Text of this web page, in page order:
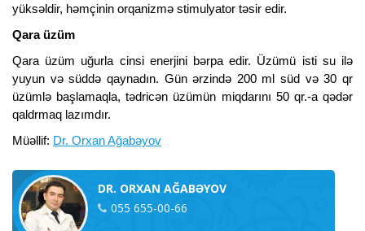
yüksəldir, həmçinin orqanizmə stimulyator təsir edir.
Qara üzüm
Qara üzüm uğurla cinsi enerjini bərpa edir. Üzümü isti su ilə
yuyun və süddə qaynadın. Gün ərzində 200 ml süd və 30 qr
üzümlə başlamaqla, tədricən üzümün miqdarını 50 qr.-a qədər
qaldrmaq lazımdır.
Müəllif: Dr. Orxan Ağabəyov
DR. ORXAN AĞABƏYOV
055 655-00-66